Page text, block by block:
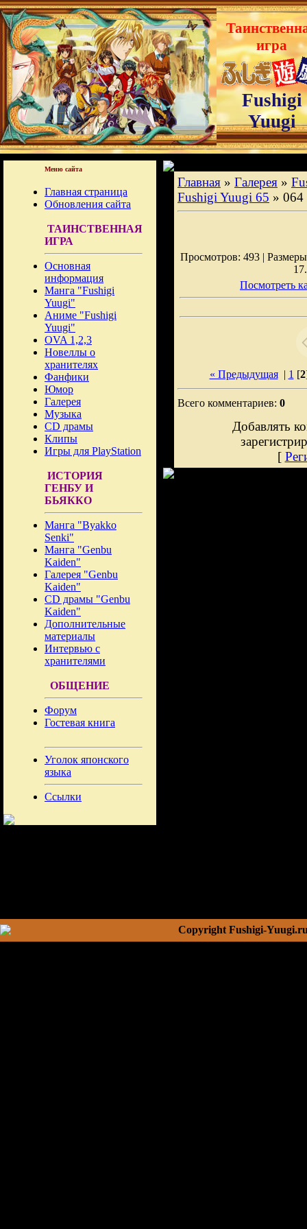
игра
Fushigi
Yuugi
Меню сайта
Главная страница
Обновления сайта
ТАИНСТВЕННАЯ
ИГРА
Основная
информация
Манга "Fushigi
Yuugi"
Аниме "Fushigi
Yuugi"
OVA 1,2,3
Новеллы о
хранителях
Фанфики
Юмор
Галерея
Музыка
CD драмы
Клипы
Игры для PlayStation
ИСТОРИЯ
ГЕНБУ И
БЬЯККО
Манга "Byakko
Senki"
Манга "Genbu
Kaiden"
Галерея "Genbu
Kaiden"
CD драмы "Genbu
Kaiden"
Дополнительные
материалы
Интервью с
хранителями
ОБЩЕНИЕ
Форум
Гостевая книга
Уголок японского
языка
Ссылки
Главная » Галерея »
Fushigi Yuugi 65 » 064
Просмотров: 493 |
Посмотреть
« Предыдущая| 1 [2
Всего комментариев: 0
Добавлять
[
Copyright Fushigi-